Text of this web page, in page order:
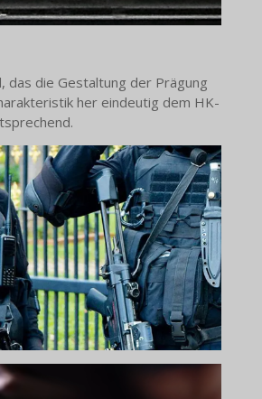
das die Gestaltung der Prägung
her eindeutig dem HK-